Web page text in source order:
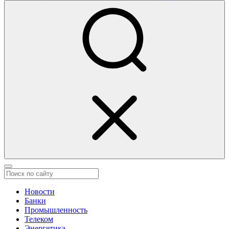
Новости
Банки
Промышленность
Телеком